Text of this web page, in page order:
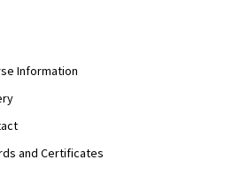
Information
and Certificates